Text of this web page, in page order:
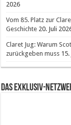
2026
Vom 85. Platz zur
Geschichte 20. Juli
Claret Jug: Warum
zurückgeben muss 15.
Das Exklusiv-